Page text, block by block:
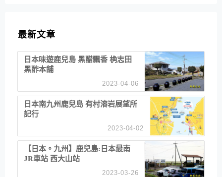
最新文章
日本味遊鹿兒島 黑醋飄香 桷志田
黑酢本舖
2023-04-06
日本南九州鹿兒島 有村溶岩展望所
記行
2023-04-02
【日本。九州】鹿兒島:日本最南
JR車站 西大山站
2023-03-26